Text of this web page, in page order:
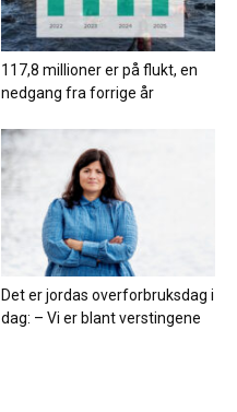
117,8 millioner er på flukt, en
nedgang fra forrige år
Det er jordas overforbruksdag i
dag: – Vi er blant verstingene